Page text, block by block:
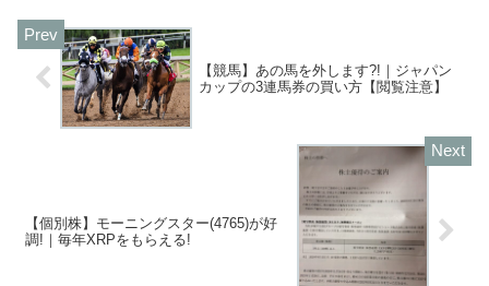
【競馬】あの馬を外します?!｜ジャパン
カップの3連馬券の買い方【閲覧注意】
【個別株】モーニングスター(4765)が好
調!｜毎年XRPをもらえる!